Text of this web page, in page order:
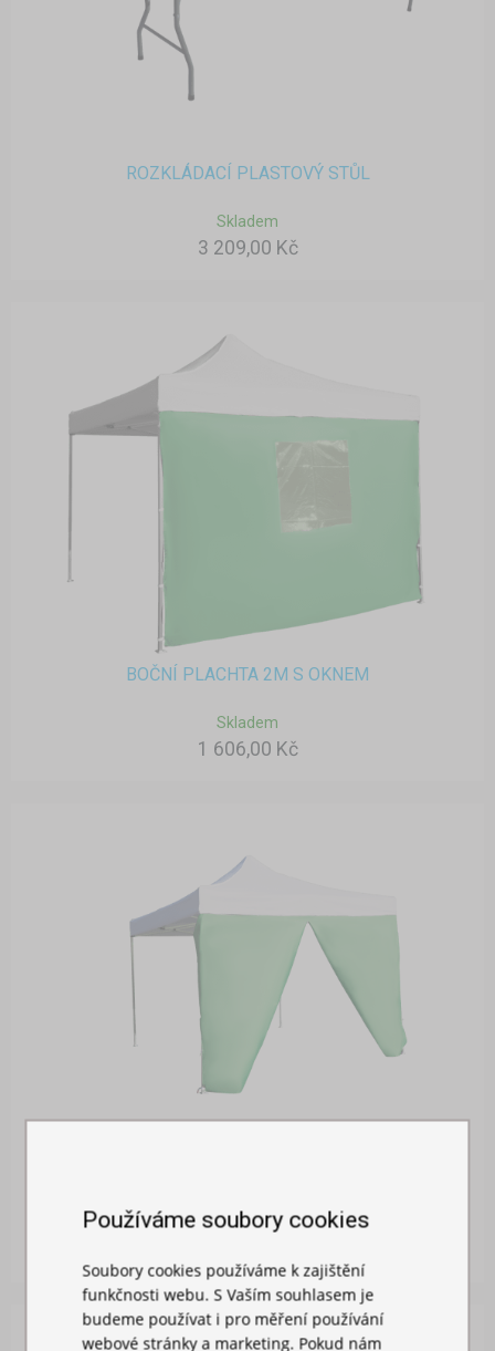
ROZKLÁDACÍ PLASTOVÝ STŮL
Skladem
3 209,00 Kč
BOČNÍ PLACHTA 2M S OKNEM
Skladem
1 606,00 Kč
Skladem
Používáme soubory cookies
Soubory cookies používáme k zajištění
funkčnosti webu. S Vaším souhlasem je
budeme používat i pro měření používání
webové stránky a marketing. Pokud nám